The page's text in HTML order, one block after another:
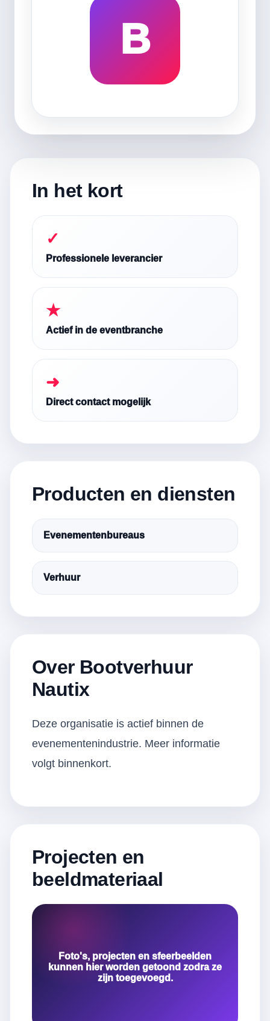
B
In het kort
✓
Professionele leverancier
★
Actief in de eventbranche
➜
Direct contact mogelijk
Producten en diensten
Evenementenbureaus
Verhuur
Over Bootverhuur
Nautix
Deze organisatie is actief binnen de
evenementenindustrie. Meer informatie
volgt binnenkort.
Projecten en
beeldmateriaal
Foto's, projecten en sfeerbeelden
kunnen hier worden getoond zodra ze
zijn toegevoegd.